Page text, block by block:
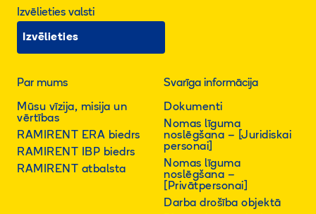
Izvēlieties valsti
Izvēlieties
Par mums
Mūsu vīzija, misija un
vērtības
RAMIRENT ERA biedrs
RAMIRENT IBP biedrs
RAMIRENT atbalsta
Svarīga informācija
Dokumenti
Nomas līguma
noslēgšana – [Juridiskai
personai]
Nomas līguma
noslēgšana –
[Privātpersonai]
Darba drošība objektā